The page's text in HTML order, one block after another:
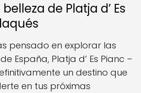
de Platja d’ Es
pensado en explorar las
España, Platja d’ Es Pianc –
un destino que
en tus próximas